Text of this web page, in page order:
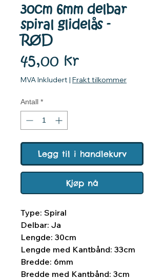
30cm 6mm delbar
spiral glidelås -
RØD
45,00 krPris
MVA Inkludert | Frakt tilkommer
Antall *
Legg til i handlekurv
Kjøp nå
Type: Spiral
Delbar: Ja
Lengde: 30cm
Lengde med Kantbånd: 33cm
Bredde: 6mm
Bredde med Kantbånd: 3cm